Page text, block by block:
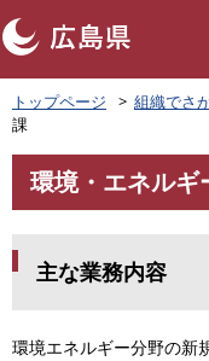
ペ
ー
ジ
の
頭
トップページ 組織でさ
課
文
環境・エネルギ
主な業務内容
環境エネルギー分野の新